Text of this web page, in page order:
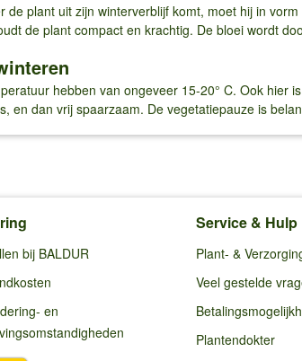
de plant uit zijn winterverblijf komt, moet hij in
de plant compact en krachtig. De bloei wordt
hebben van ongeveer 15-20° C. Ook hier
en dan vrij spaarzaam. De vegetatiepauze is
bij BALDUR
en
Service & Hulp
Plant- &
Veel gestelde
Plantendokter